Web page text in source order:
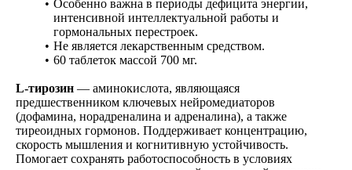
Особенно важна в периоды дефицита энергии,
интенсивной интеллектуальной работы и
гормональных перестроек.
Не является лекарственным средством.
60 таблеток массой 700 мг.
L-тирозин — аминокислота, являющаяся
предшественником ключевых нейромедиаторов
(дофамина, норадреналина и адреналина), а также
тиреоидных гормонов. Поддерживает концентрацию,
скорость мышления и когнитивную устойчивость.
Помогает сохранять работоспособность в условиях